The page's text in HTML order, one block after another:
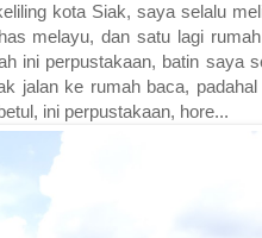
kota Siak, saya selalu
melayu, dan satu lagi
ini perpustakaan, batin saya
jalan ke rumah baca,
ini perpustakaan, hore...